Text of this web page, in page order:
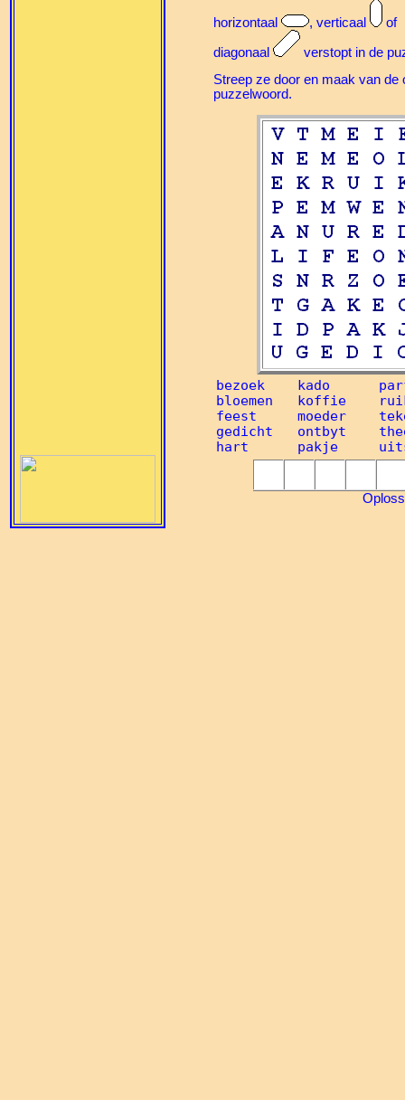
horizontaal , verticaal of
diagonaal
verstopt in de
Streep ze door en maak van de
puzzelwoord.
bezoek    kado
bloemen   koffie
feest     moeder
gedicht   ontbyt